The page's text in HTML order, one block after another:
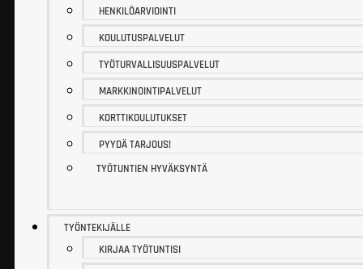
HENKILÖARVIOINTI
KOULUTUSPALVELUT
TYÖTURVALLISUUSPALVELUT
MARKKINOINTIPALVELUT
KORTTIKOULUTUKSET
PYYDÄ TARJOUS!
TYÖTUNTIEN HYVÄKSYNTÄ
TYÖNTEKIJÄLLE
KIRJAA TYÖTUNTISI